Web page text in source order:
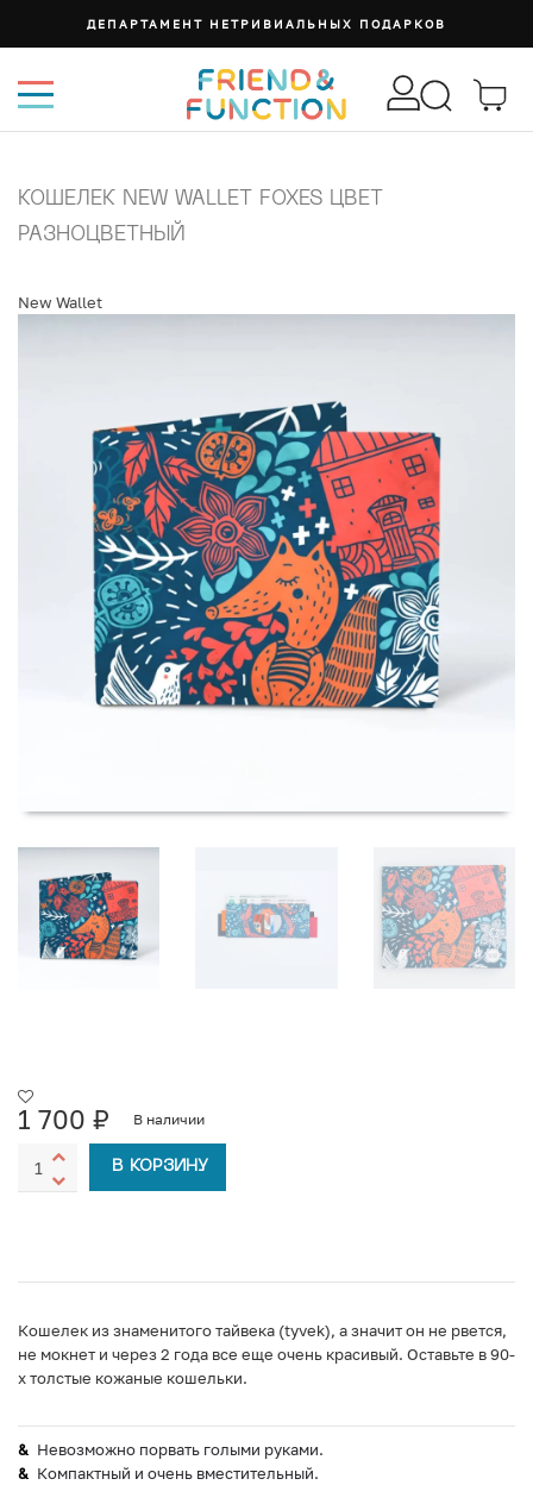
ДЕПАРТАМЕНТ НЕТРИВИАЛЬНЫХ ПОДАРКОВ
КОШЕЛЕК NEW WALLET FOXES ЦВЕТ
РАЗНОЦВЕТНЫЙ
New Wallet
1 700 ₽ В наличии
В КОРЗИНУ
Кошелек из знаменитого тайвека (tyvek), а значит он не рвется,
не мокнет и через 2 года все еще очень красивый. Оставьте в 90-
х толстые кожаные кошельки.
Невозможно порвать голыми руками.
Компактный и очень вместительный.